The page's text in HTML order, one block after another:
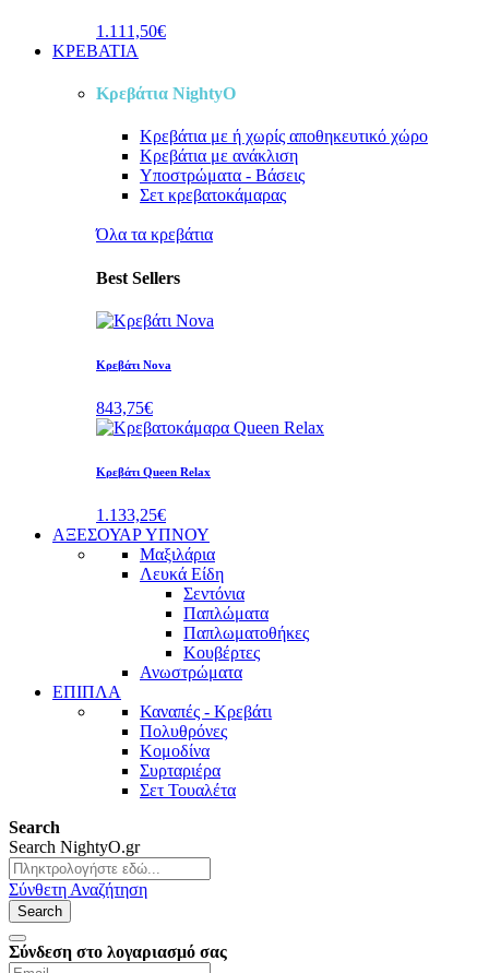
1.111,50€
ΚΡΕΒΑΤΙΑ
Κρεβάτια NightyO
Κρεβάτια με ή χωρίς αποθηκευτικό χώρο
Κρεβάτια με ανάκλιση
Υποστρώματα - Βάσεις
Σετ κρεβατοκάμαρας
Όλα τα κρεβάτια
Best Sellers
Κρεβάτι Nova
843,75€
Κρεβάτι Queen Relax
1.133,25€
ΑΞΕΣΟΥΑΡ ΥΠΝΟΥ
Μαξιλάρια
Λευκά Είδη
Σεντόνια
Παπλώματα
Παπλωματοθήκες
Κουβέρτες
Ανωστρώματα
ΕΠΙΠΛΑ
Καναπές - Κρεβάτι
Πολυθρόνες
Κομοδίνα
Συρταριέρα
Σετ Τουαλέτα
Search
Search NightyO.gr
Σύνθετη Αναζήτηση
Search
Σύνδεση στο λογαριασμό σας